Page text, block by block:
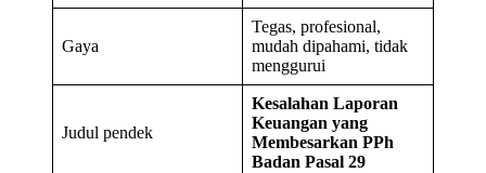
Gaya
Tegas, profesional,
mudah dipahami, tidak
menggurui
Judul pendek
Kesalahan Laporan
Keuangan yang
Membesarkan PPh
Badan Pasal 29